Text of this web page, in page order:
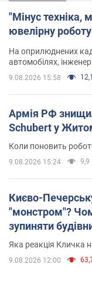
"Мінус техніка,
ювелірну роботу
На оприлюднених
автомобілях,
9.08.2026 15:58
Армія РФ
Schubert у
Коли поновить
9.08.2026 15:24 9,9
Києво-
"монстром"?
зупиняти
вірянина"
Яка реакція Кличка
9.08.2026 12:00